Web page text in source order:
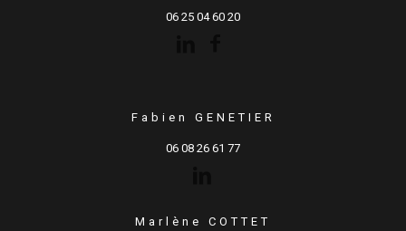
06 25 04 60 20
Fabien GENETIER
06 08 26 61 77
Marlène COTTET